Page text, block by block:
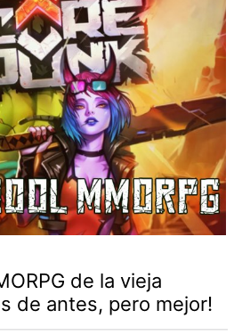
de la vieja
de antes, pero mejor!